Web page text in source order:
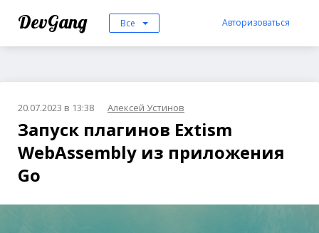
DevGang Все Авторизоваться
20.07.2023 в 13:38 Алексей Устинов
Запуск плагинов Extism
WebAssembly из приложения
Go